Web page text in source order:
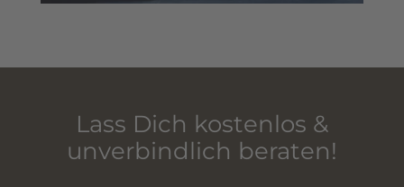
Lass Dich kostenlos &
unverbindlich beraten!